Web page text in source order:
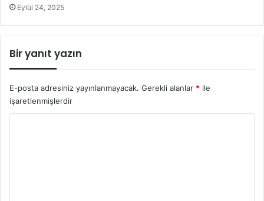
Eylül 24, 2025
Bir yanıt yazın
E-posta adresiniz yayınlanmayacak. Gerekli alanlar * ile
işaretlenmişlerdir